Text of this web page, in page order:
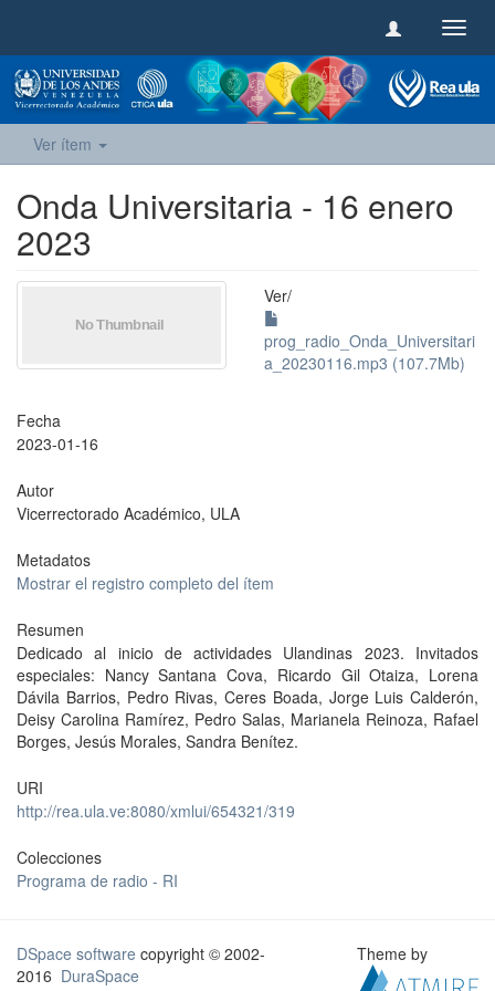
Ver ítem
Onda Universitaria - 16 enero
2023
Ver/
prog_radio_Onda_Universitari
a_20230116.mp3 (107.7Mb)
Fecha
2023-01-16
Autor
Vicerrectorado Académico, ULA
Metadatos
Mostrar el registro completo del ítem
Resumen
Dedicado al inicio de actividades Ulandinas 2023. Invitados
especiales: Nancy Santana Cova, Ricardo Gil Otaiza, Lorena
Dávila Barrios, Pedro Rivas, Ceres Boada, Jorge Luis Calderón,
Deisy Carolina Ramírez, Pedro Salas, Marianela Reinoza, Rafael
Borges, Jesús Morales, Sandra Benítez.
URI
http://rea.ula.ve:8080/xmlui/654321/319
Colecciones
Programa de radio - RI
DSpace software copyright © 2002-
2016 DuraSpace
Theme by